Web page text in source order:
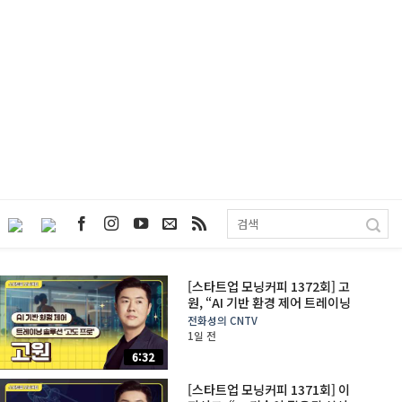
6:32
[스타트업 모닝커피 1372회] 고
원, “AI 기반 환경 제어 트레이닝
솔루션 ‘고도 프로'”
전화성의 CNTV
1일 전
[스타트업 모닝커피 1371회] 이